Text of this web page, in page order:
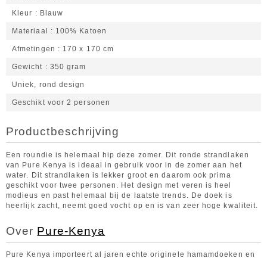
Kleur Blauw
Materiaal 100% Katoen
Afmetingen 170 x 170 cm
Gewicht 350 gram
Uniek, rond design
Geschikt voor 2 personen
Productbeschrijving
Een roundie is helemaal hip deze zomer. Dit ronde strandlaken
van Pure Kenya is ideaal in gebruik voor in de zomer aan het
water. Dit strandlaken is lekker groot en daarom ook prima
geschikt voor twee personen. Het design met veren is heel
modieus en past helemaal bij de laatste trends. De doek is
heerlijk zacht, neemt goed vocht op en is van zeer hoge kwaliteit.
Over Pure-Kenya
Pure Kenya importeert al jaren echte originele hamamdoeken en